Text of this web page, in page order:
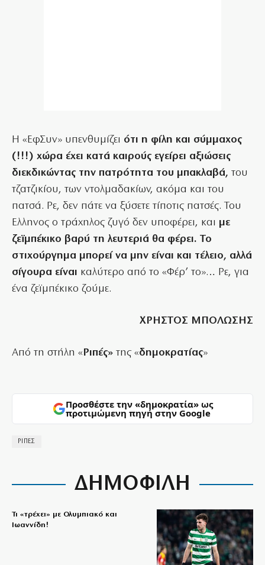
Η «ΕφΣυν» υπενθυμίζει ότι η φίλη και σύμμαχος
(!!!) χώρα έχει κατά καιρούς εγείρει αξιώσεις
διεκδικώντας την πατρότητα του μπακλαβά, του
τζατζικίου, των ντολμαδακίων, ακόμα και του
πατσά. Ρε, δεν πάτε να ξύσετε τίποτις πατσές. Του
Ελληνος ο τράχηλος ζυγό δεν υποφέρει, και με
ζεϊμπέκικο βαρύ τη λευτεριά θα φέρει. Το
στιχούργημα μπορεί να μην είναι και τέλειο, αλλά
σίγουρα είναι καλύτερο από το «Φέρ’ το»… Ρε, για
ένα ζεϊμπέκικο ζούμε.
ΧΡΗΣΤΟΣ ΜΠΟΛΩΣΗΣ
Από τη στήλη «Ριπές» της «δημοκρατίας»
Προσθέστε την «δημοκρατία» ως
προτιμώμενη πηγή στην Google
ΡΙΠΕΣ
ΔΗΜΟΦΙΛΗ
Τι «τρέχει» με Ολυμπιακό και
Ιωαννίδη!